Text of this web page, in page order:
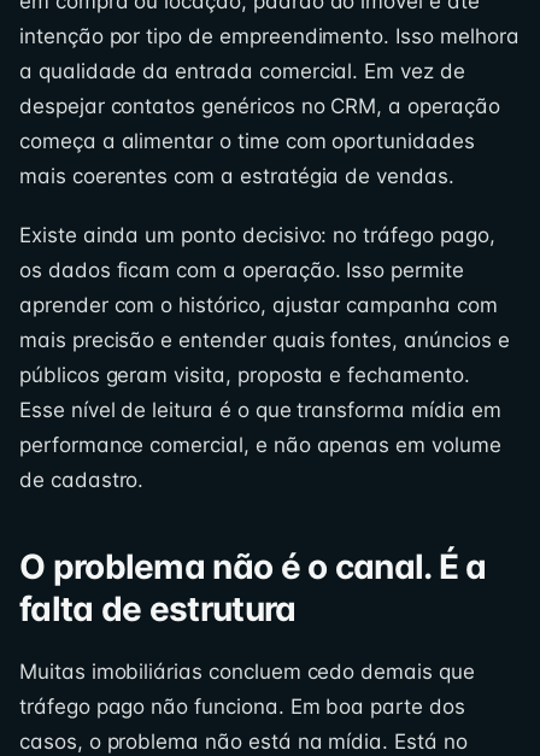
intenção por tipo de empreendimento. Isso melhora
a qualidade da entrada comercial. Em vez de
despejar contatos genéricos no CRM, a operação
começa a alimentar o time com oportunidades
mais coerentes com a estratégia de vendas.
Existe ainda um ponto decisivo: no tráfego pago,
os dados ficam com a operação. Isso permite
aprender com o histórico, ajustar campanha com
mais precisão e entender quais fontes, anúncios e
públicos geram visita, proposta e fechamento.
Esse nível de leitura é o que transforma mídia em
performance comercial, e não apenas em volume
de cadastro.
O problema não é o canal. É a
falta de estrutura
Muitas imobiliárias concluem cedo demais que
tráfego pago não funciona. Em boa parte dos
casos, o problema não está na mídia. Está no